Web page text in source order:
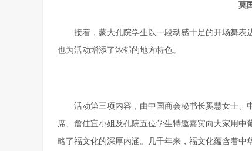
莫
接着，蒙大孔院学生以一段动感十足的开场舞表
也为活动增添了浓郁的地方特色。
活动第三项内容，由中国商会秘书长奚慧女士、
席、詹佳宜小姐及孔院五位学生特邀嘉宾向大家用
略了福文化的深厚内涵。几千年来，福文化蕴含着